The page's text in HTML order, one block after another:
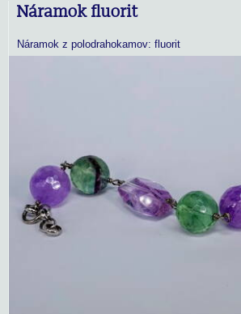
Náramok fluorit
Náramok z polodrahokamov: fluorit